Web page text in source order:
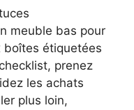
meuble bas pour
boîtes étiquetées
prenez
les achats
plus loin,